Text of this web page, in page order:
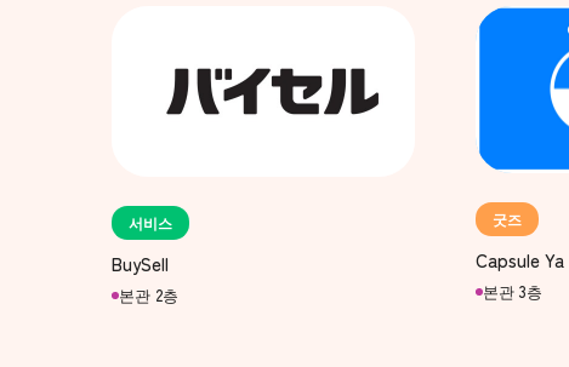
서비스
BuySell
본관 2층
굿즈
Capsule Ya
본관 3층